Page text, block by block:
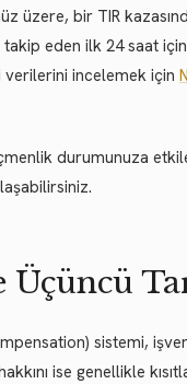
üzere, bir TIR
eden ilk 24 saat
incelemek için
durumunuza
sistemi,
ise genellikle